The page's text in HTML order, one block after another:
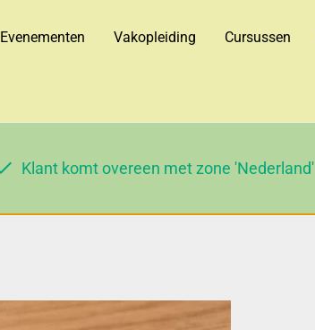
Evenementen Vakopleiding Cursussen
Klant komt overeen met zone 'Nederland'